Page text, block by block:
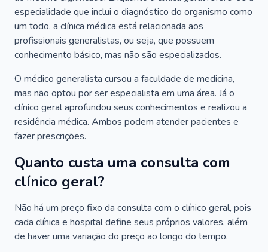
especialidade que inclui o diagnóstico do organismo como
um todo, a clínica médica está relacionada aos
profissionais generalistas, ou seja, que possuem
conhecimento básico, mas não são especializados.
O médico generalista cursou a faculdade de medicina,
mas não optou por ser especialista em uma área. Já o
clínico geral aprofundou seus conhecimentos e realizou a
residência médica. Ambos podem atender pacientes e
fazer prescrições.
Quanto custa uma consulta com
clínico geral?
Não há um preço fixo da consulta com o clínico geral, pois
cada clínica e hospital define seus próprios valores, além
de haver uma variação do preço ao longo do tempo.